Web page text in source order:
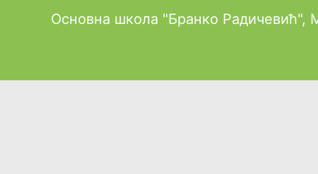
Основна школа "Бранко Радичевић",